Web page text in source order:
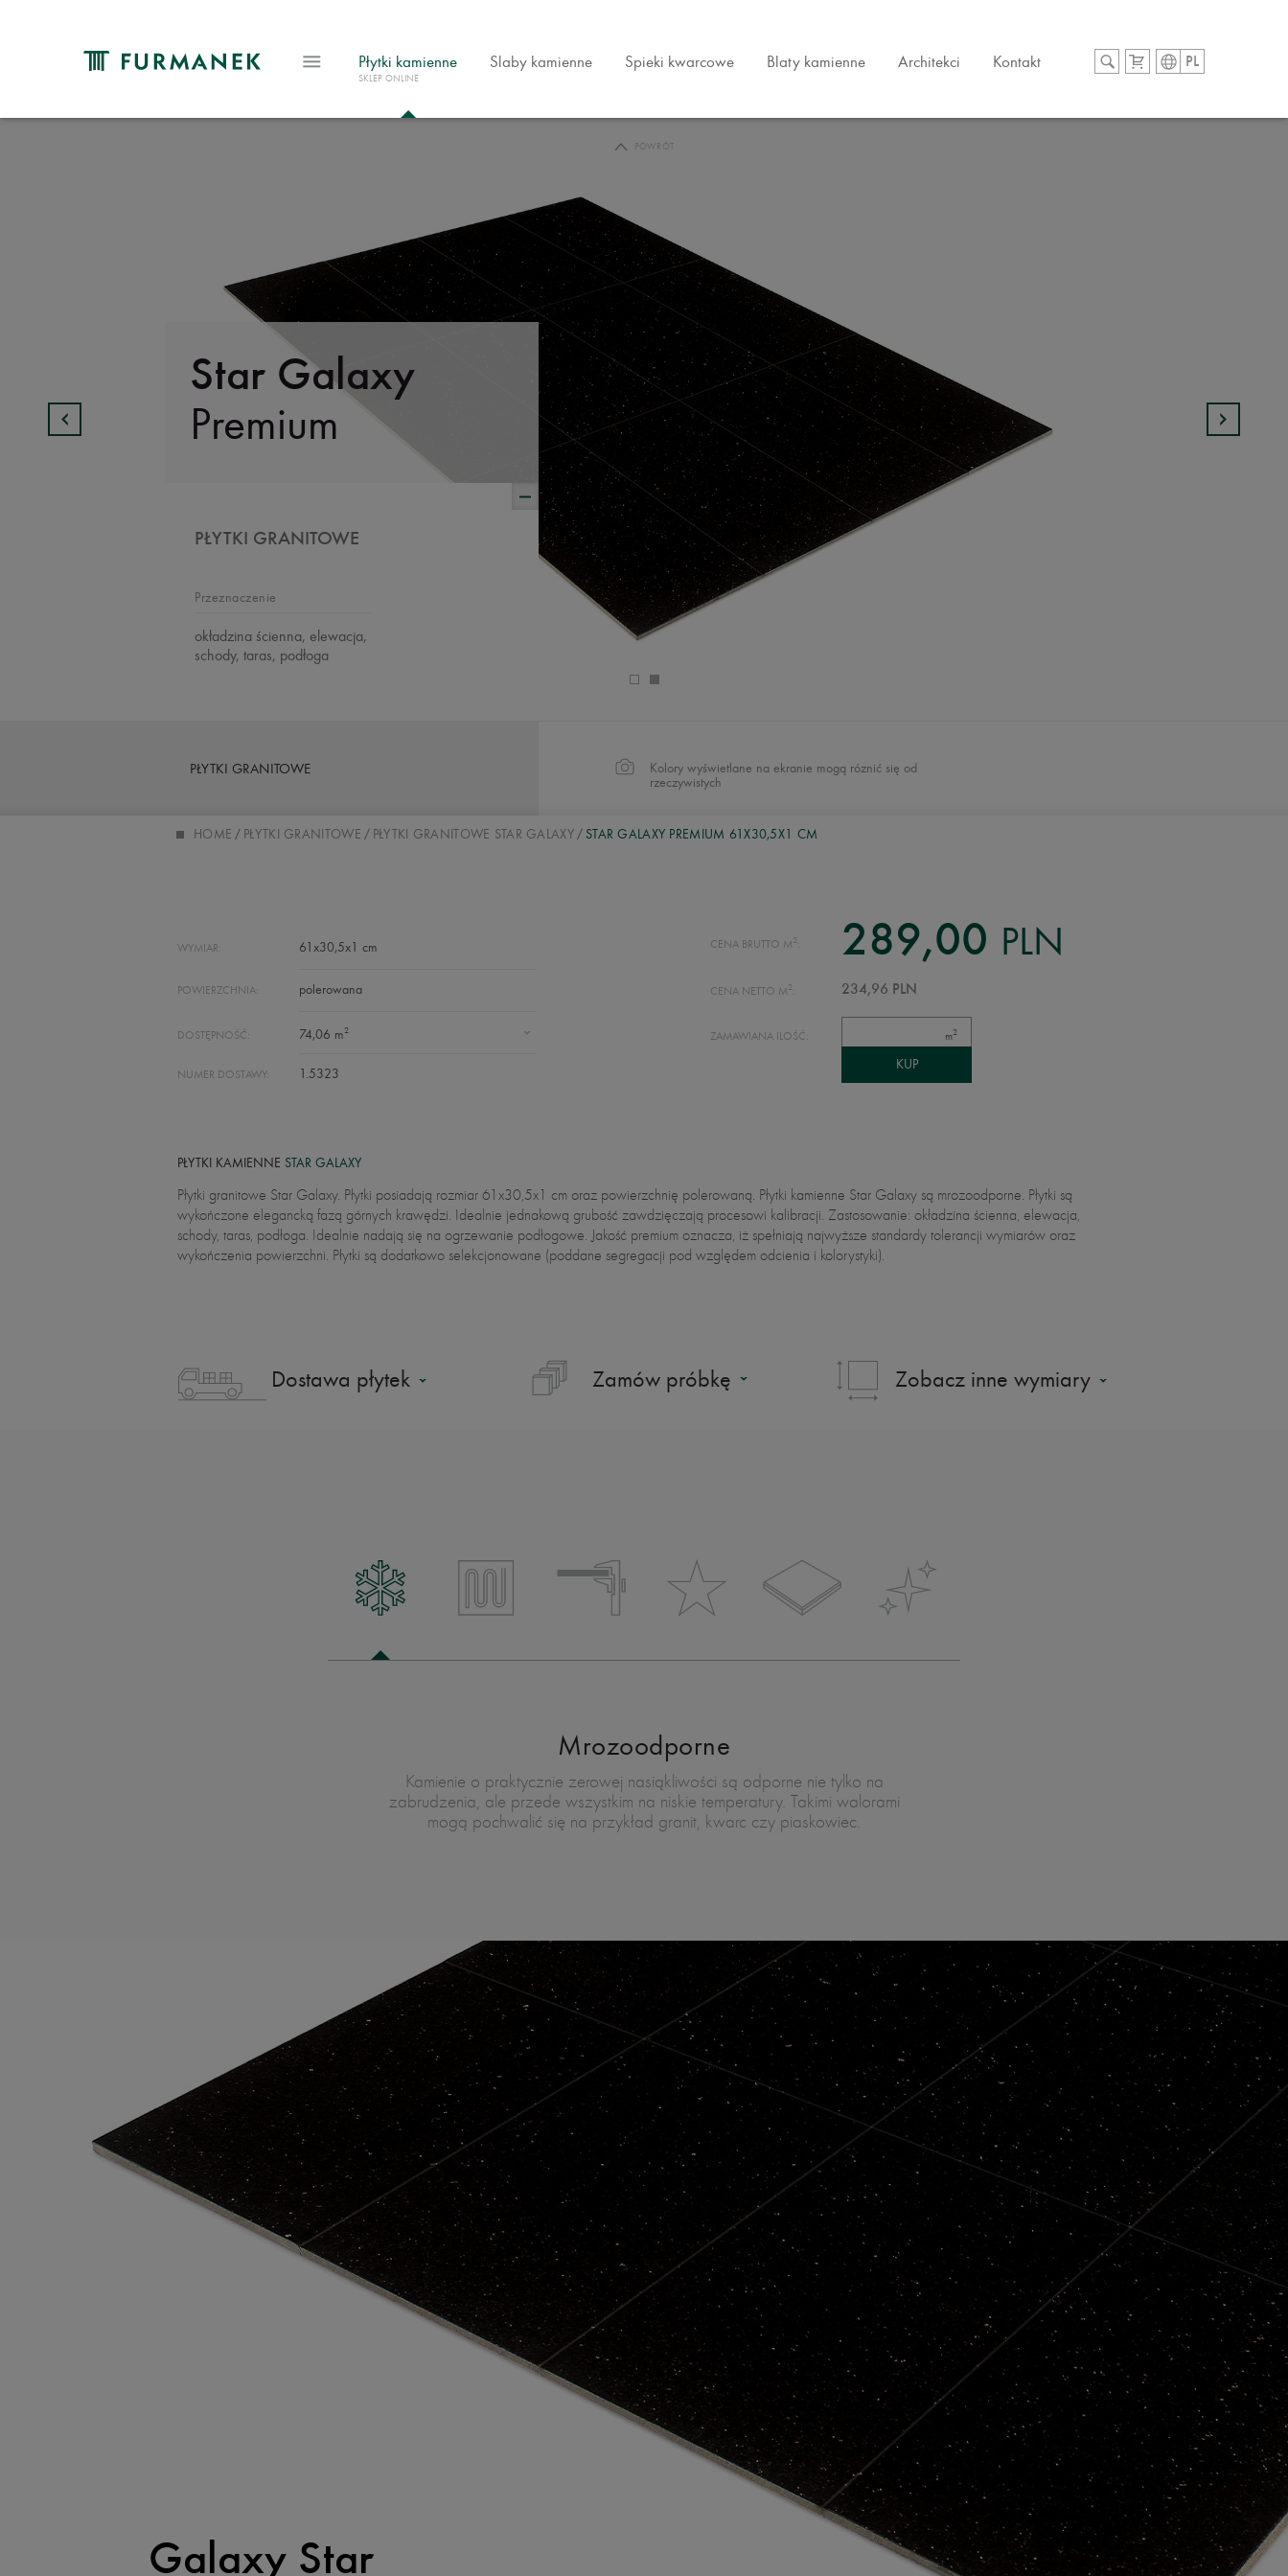
Płytki kamienne
SKLEP ONLINE
Slaby kamienne Spieki kwarcowe Blaty kamienne Architekci Kontakt PL
POWRÓT
Star Galaxy
Premium
PŁYTKI GRANITOWE
Przeznaczenie
okładzina ścienna, elewacja,
schody, taras, podłoga
PŁYTKI GRANITOWE
Kolory wyświetlane na ekranie mogą róznić się od
rzeczywistych
HOME PŁYTKI GRANITOWE PŁYTKI GRANITOWE STAR GALAXY STAR GALAXY PREMIUM 61X30,5X1 CM
WYMIAR: 61x30,5x1 cm
POWIERZCHNIA: polerowana
DOSTĘPNOŚĆ: 74,06 m2
NUMER DOSTAWY: 1.5323
CENA BRUTTO M 2 : 289,00 PLN
CENA NETTO M 2 : 234,96 PLN
ZAMAWIANA ILOŚĆ: m2
PŁYTKI KAMIENNE STAR GALAXY
Płytki granitowe Star Galaxy. Płytki posiadają rozmiar 61x30,5x1 cm oraz powierzchnię polerowaną. Płytki kamienne Star Galaxy są mrozoodporne. Płytki są
wykończone elegancką fazą górnych krawędzi. Idealnie jednakową grubość zawdzięczają procesowi kalibracji. Zastosowanie: okładzina ścienna, elewacja,
schody, taras, podłoga. Idealnie nadają się na ogrzewanie podłogowe. Jakość premium oznacza, iż spełniają najwyższe standardy tolerancji wymiarów oraz
wykończenia powierzchni. Płytki są dodatkowo selekcjonowane (poddane segregacji pod względem odcienia i kolorystyki).
Dostawa płytek Zamów próbkę Zobacz inne wymiary
Mrozoodporne
Kamienie o praktycznie zerowej nasiąkliwości są odporne nie tylko na
zabrudzenia, ale przede wszystkim na niskie temperatury. Takimi walorami
mogą pochwalić się na przykład granit, kwarc czy piaskowiec.
Galaxy Star